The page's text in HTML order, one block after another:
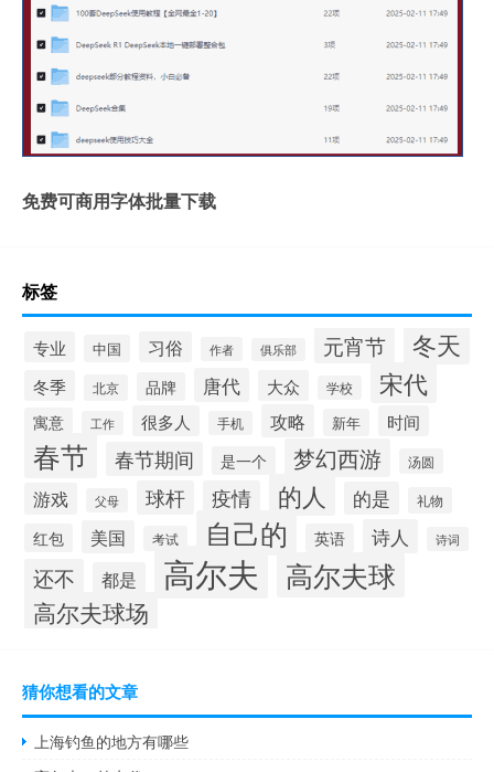
免费可商用字体批量下载
标签
专业 中国 习俗 作者 俱乐部 元宵节 冬天
冬季 北京 品牌 唐代 大众 学校 宋代
寓意 工作 很多人 手机 攻略 新年 时间
春节 春节期间 是一个 梦幻西游 汤圆
游戏 父母 球杆 疫情 的人 的是 礼物
红包 美国 考试 自己的 英语 诗人 诗词
还不 都是 高尔夫 高尔夫球
高尔夫球场
猜你想看的文章
上海钓鱼的地方有哪些